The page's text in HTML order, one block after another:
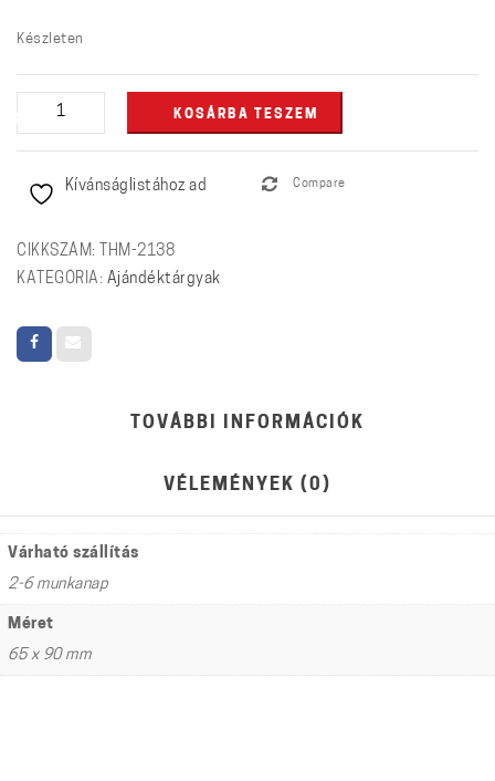
Készleten
Hűtőmágnes
-
mennyiség
KOSÁRBA TESZEM
Kívánságlistához ad Compare
CIKKSZÁM:
THM-2138
KATEGÓRIA: Ajándéktárgyak
TOVÁBBI INFORMÁCIÓK
VÉLEMÉNYEK (0)
Várható szállítás
2-6 munkanap
Méret
65 x 90 mm